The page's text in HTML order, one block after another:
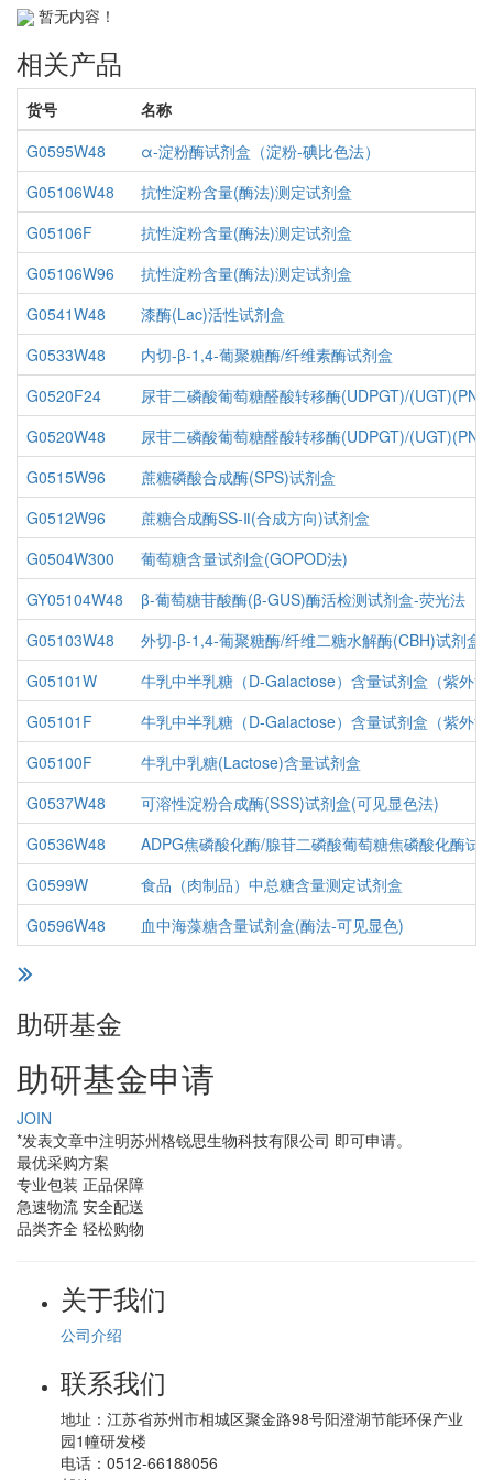
暂无内容！
相关产品
货号
名称
G0595W48
α-淀粉酶试剂盒（淀粉-碘比色法）
G05106W48
抗性淀粉含量(酶法)测定试剂盒
G05106F
抗性淀粉含量(酶法)测定试剂盒
G05106W96
抗性淀粉含量(酶法)测定试剂盒
G0541W48
漆酶(Lac)活性试剂盒
G0533W48
内切-β-1,4-葡聚糖酶/纤维素酶试剂盒
G0520F24
尿苷二磷酸葡萄糖醛酸转移酶(UDPGT)/
G0520W48
尿苷二磷酸葡萄糖醛酸转移酶(UDPGT)/
G0515W96
蔗糖磷酸合成酶(SPS)试剂盒
G0512W96
蔗糖合成酶SS-Ⅱ(合成方向)试剂盒
G0504W300
葡萄糖含量试剂盒(GOPOD法)
GY05104W48
β-葡萄糖苷酸酶(β-GUS)酶活检测试剂盒-荧光法
G05103W48
外切-β-1,4-葡聚糖酶/纤维二糖水解酶(CBH)试剂盒-
G05101W
牛乳中半乳糖（D-Galactose）含量试剂盒（紫外
G05101F
牛乳中半乳糖（D-Galactose）含量试剂盒（紫外
G05100F
牛乳中乳糖(Lactose)含量试剂盒
G0537W48
可溶性淀粉合成酶(SSS)试剂盒(可见显色法)
G0536W48
ADPG焦磷酸化酶/腺苷二磷酸葡萄糖焦磷酸化酶试
G0599W
食品（肉制品）中总糖含量测定试剂盒
G0596W48
血中海藻糖含量试剂盒(酶法-可见显色)
助研基金
助研基金申请
JOIN
*发表文章中注明苏州格锐思生物科技有限公司 即可申请。
最优采购方案
专业包装 正品保障
急速物流 安全配送
品类齐全 轻松购物
关于我们
公司介绍
联系我们
地址： 江苏省苏州市相城区聚金路98号阳澄湖节能环保产业
园1幢研发楼
电话： 0512-66188056